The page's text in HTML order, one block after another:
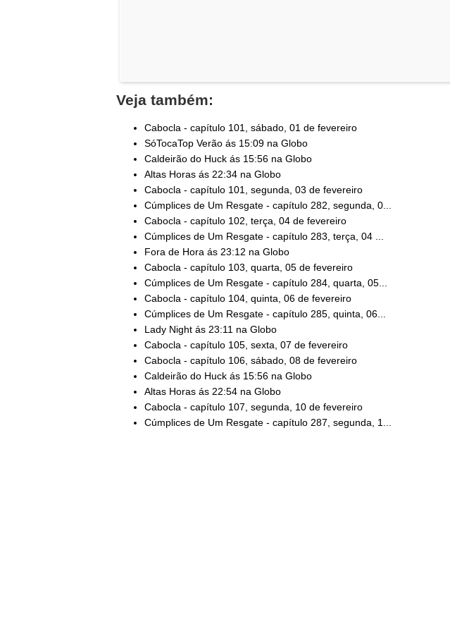
Veja também:
Cabocla - capítulo 101, sábado, 01 de fevereiro
SóTocaTop Verão ás 15:09 na Globo
Caldeirão do Huck ás 15:56 na Globo
Altas Horas ás 22:34 na Globo
Cabocla - capítulo 101, segunda, 03 de fevereiro
Cúmplices de Um Resgate - capítulo 282, segunda, 0...
Cabocla - capítulo 102, terça, 04 de fevereiro
Cúmplices de Um Resgate - capítulo 283, terça, 04 ...
Fora de Hora ás 23:12 na Globo
Cabocla - capítulo 103, quarta, 05 de fevereiro
Cúmplices de Um Resgate - capítulo 284, quarta, 05...
Cabocla - capítulo 104, quinta, 06 de fevereiro
Cúmplices de Um Resgate - capítulo 285, quinta, 06...
Lady Night ás 23:11 na Globo
Cabocla - capítulo 105, sexta, 07 de fevereiro
Cabocla - capítulo 106, sábado, 08 de fevereiro
Caldeirão do Huck ás 15:56 na Globo
Altas Horas ás 22:54 na Globo
Cabocla - capítulo 107, segunda, 10 de fevereiro
Cúmplices de Um Resgate - capítulo 287, segunda, 1...